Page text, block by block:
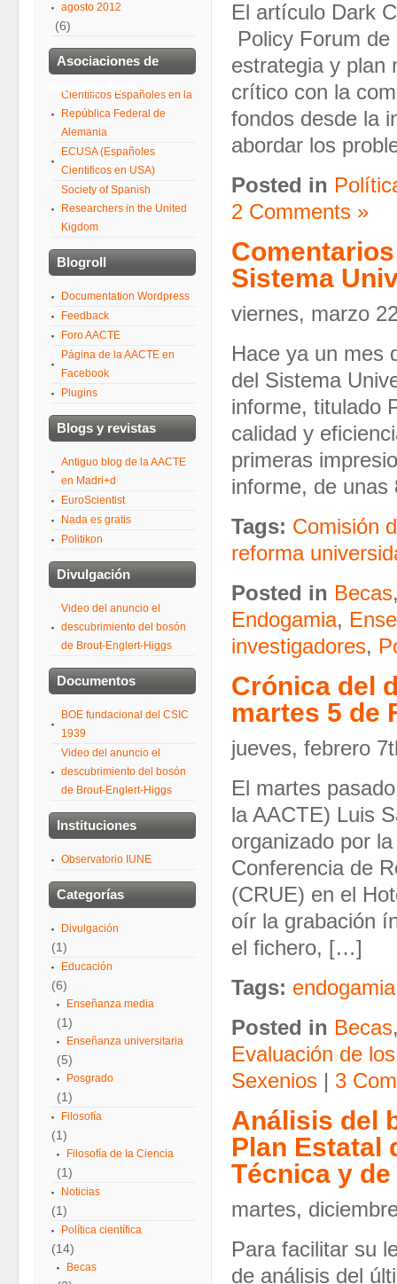
El artículo Dark
Policy Forum
estrategia y plan
crítico con la
fondos desde la
abordar los
Posted in
2 Comments »
Sistema
viernes, marzo
Hace ya un mes
del Sistema
informe, titulado
calidad y
primeras
informe, de
Tags: Comisión
reforma
Posted in Becas
Endogamia,
investigadores,
Crónica del
martes 5 de
jueves, febrero
El martes
la AACTE) Luis
organizado por
Conferencia de
(CRUE) en el
oír la grabación
el fichero, […]
Tags: endogamia
Posted in Becas
Evaluación de
Sexenios | 3
Análisis del
Plan Estatal
Técnica y
martes,
Para facilitar su
de análisis del
agosto 2012
(6)
Asociaciones de
investigadores
Científicos Españoles en la
República Federal de
Alemania
ECUSA (Españoles
Cientificos en USA)
Society of Spanish
Researchers in the United
Kigdom
Blogroll
Documentation Wordpress
Feedback
Foro AACTE
Página de la AACTE en
Facebook
Plugins
Blogs y revistas
Antiguo blog de la AACTE
en Madri+d
EuroScientist
Nada es gratis
Politikon
Divulgación
Video del anuncio el
descubrimiento del bosón
de Brout-Englert-Higgs
Documentos
BOE fundacional del CSIC
1939
Video del anuncio el
descubrimiento del bosón
de Brout-Englert-Higgs
Instituciones
Observatorio IUNE
Categorías
Divulgación
(1)
Educación
(6)
Enseñanza media
(1)
Enseñanza universitaria
(5)
Posgrado
(1)
Filosofía
(1)
Filosofía de la Ciencia
(1)
Noticias
(1)
Política científica
(14)
Becas